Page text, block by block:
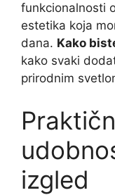
funkcionalnosti
estetika koja
dana. Kako
kako svaki
prirodnim
izgled